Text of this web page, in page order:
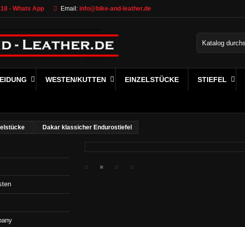
- Whats App Email: info@bike-and-leather.de
WESTEN/KUTTEN EINZELSTÜCKE STIEFEL
Dakar klassicher Endurostiefel